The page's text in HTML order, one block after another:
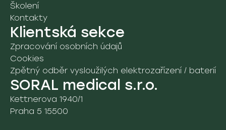
Školení
Kontakty
Klientská sekce
Zpracování osobních údajů
Cookies
Zpětný odběr vysloužilých elektrozařízení / baterií
SORAL medical s.r.o.
Kettnerova 1940/1
Praha 5 15500